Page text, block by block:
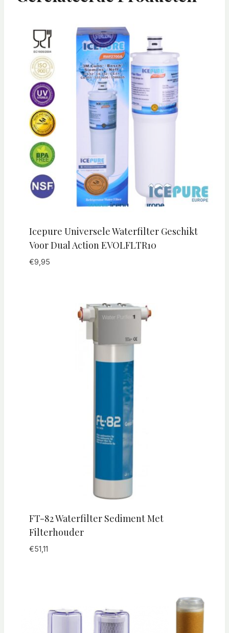
Icepure Universele Waterfilter Geschikt
Voor Dual Action EVOLFLTR10
€9,95
FT-82 Waterfilter Sediment Met
Filterhouder
€51,11